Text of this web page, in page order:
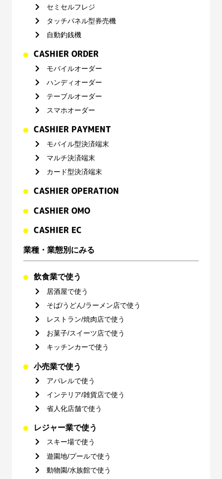
セミセルフレジ
タッチパネル型券売機
自動釣銭機
CASHIER ORDER
モバイルオーダー
ハンディオーダー
テーブルオーダー
スマホオーダー
CASHIER PAYMENT
モバイル型決済端末
マルチ決済端末
カード型決済端末
CASHIER OPERATION
CASHIER OMO
CASHIER EC
業種・業態別にみる
飲食業で使う
居酒屋で使う
そば/うどん/ラーメン店で使う
レストラン/焼肉店で使う
お菓子/スイーツ店で使う
キッチンカーで使う
小売業で使う
アパレルで使う
インテリア/雑貨店で使う
省人化店舗で使う
レジャー業で使う
スキー場で使う
遊園地/プールで使う
動物園/水族館で使う